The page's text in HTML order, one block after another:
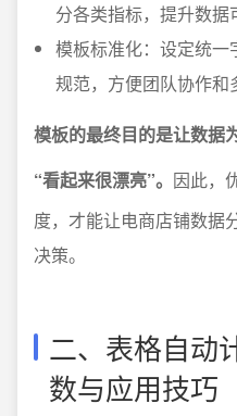
分各类指标，提升数据
模板标准化：设定统
规范，方便团队协作和
模板的最终目的是让数据
“看起来很漂亮”。 因此，
度，才能让电商店铺数据
决策。
二、表格自动
数与应用技巧